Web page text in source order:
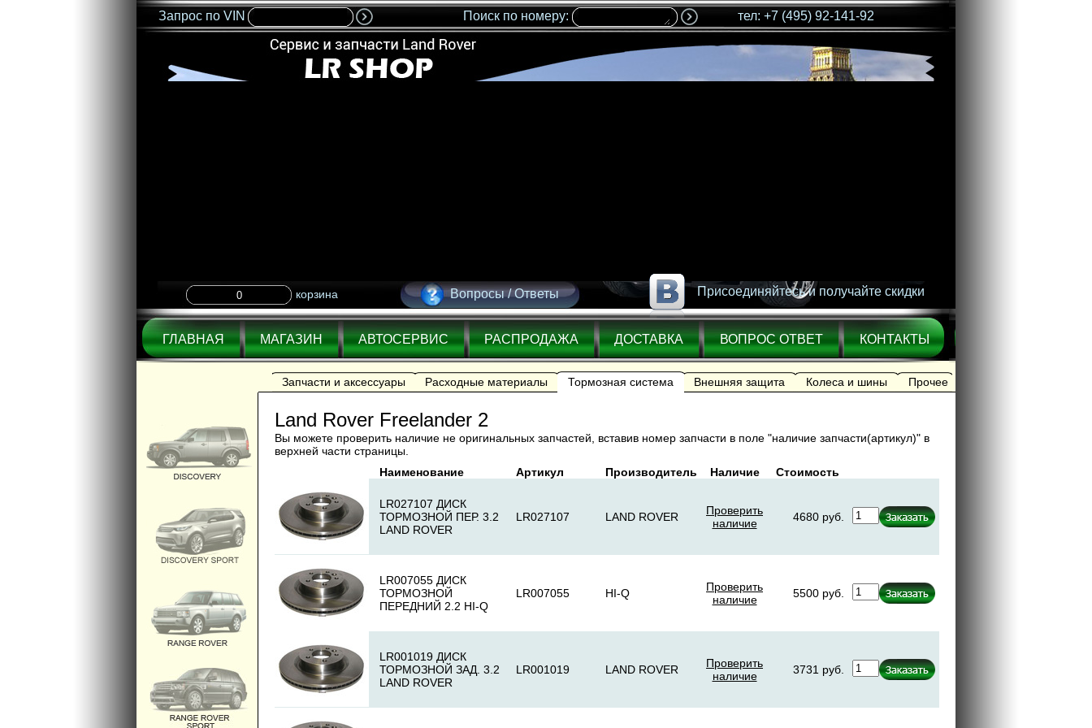
Запрос по VIN Поиск по номеру: тел: +7 (495) 92-141-92
ГЛАВНАЯ МАГАЗИН АВТОСЕРВИС РАСПРОДАЖА ДОСТАВКА ВОПРОС ОТВЕТ КОНТАКТЫ
Вопросы / Ответы
корзина Присоединяйтесь и получайте скидки
Запчасти и аксессуары Расходные материалы Тормозная система Внешняя защита Колеса и шины Прочее
Land Rover Freelander 2
Вы можете проверить наличие не оригинальных запчастей, вставив номер запчасти в поле "наличие запчасти(артикул)" в
верхней части страницы.
Наименование
Артикул Производитель Наличие Стоимость
LR027107 ДИСК
ТОРМОЗНОЙ ПЕР. 3.2
LAND ROVER
LR027107 LAND ROVER
Проверить
наличие
4680 руб.
LR007055 ДИСК
ТОРМОЗНОЙ
ПЕРЕДНИЙ 2.2 HI-Q
LR007055 HI-Q
Проверить
наличие
5500 руб.
LR001019 ДИСК
ТОРМОЗНОЙ ЗАД. 3.2
LAND ROVER
LR001019 LAND ROVER
Проверить
наличие
3731 руб.